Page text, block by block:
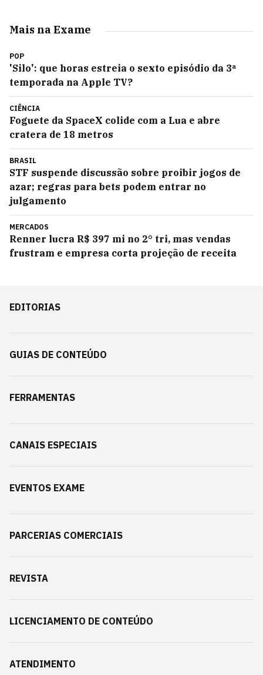
Mais na Exame
POP
'Silo': que horas estreia o sexto episódio da 3ª
temporada na Apple TV?
CIÊNCIA
Foguete da SpaceX colide com a Lua e abre
cratera de 18 metros
BRASIL
STF suspende discussão sobre proibir jogos de
azar; regras para bets podem entrar no
julgamento
MERCADOS
Renner lucra R$ 397 mi no 2° tri, mas vendas
frustram e empresa corta projeção de receita
EDITORIAS
GUIAS DE CONTEÚDO
FERRAMENTAS
CANAIS ESPECIAIS
EVENTOS EXAME
PARCERIAS COMERCIAIS
REVISTA
LICENCIAMENTO DE CONTEÚDO
ATENDIMENTO